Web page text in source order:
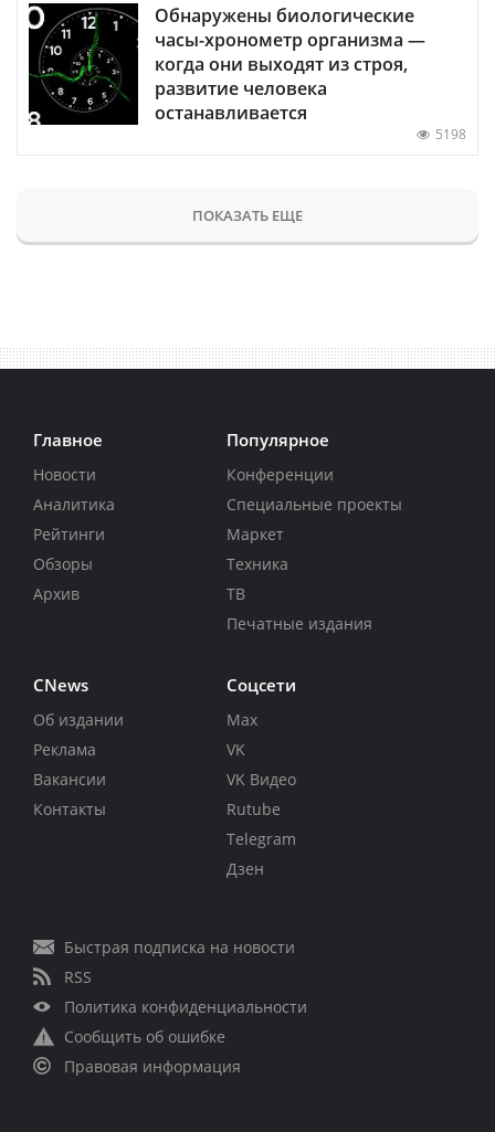
Обнаружены биологические
часы-хронометр организма —
когда они выходят из строя,
развитие человека
останавливается
5198
ПОКАЗАТЬ ЕЩЕ
Главное
Новости
Аналитика
Рейтинги
Обзоры
Архив
Популярное
Конференции
Специальные проекты
Маркет
Техника
ТВ
Печатные издания
CNews
Об издании
Реклама
Вакансии
Контакты
Соцсети
Max
VK
VK Видео
Rutube
Telegram
Дзен
Быстрая подписка на новости
RSS
Политика конфиденциальности
Сообщить об ошибке
Правовая информация